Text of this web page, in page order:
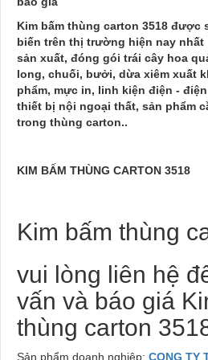
Kim bấm thùng carton 3518 được
biến trên thị trường hiện nay
sản xuất, đóng gói trái cây hoa
long, chuối, bưởi, dừa xiêm xuất
phẩm, mực in, linh kiện điện -
thiết bị nội ngoại thất, sản phẩm
trong thùng carton..
KIM BẤM THÙNG CARTON 3518
Kim bấm thùng
vui lòng liên hệ
vấn và báo giá
thùng carton
Sản phẩm doanh nghiệp: CONG TY